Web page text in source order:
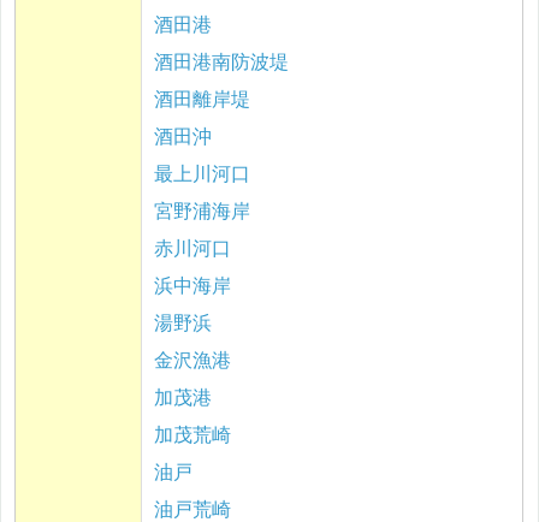
酒田港
酒田港南防波堤
酒田離岸堤
酒田沖
最上川河口
宮野浦海岸
赤川河口
浜中海岸
湯野浜
金沢漁港
加茂港
加茂荒崎
油戸
油戸荒崎